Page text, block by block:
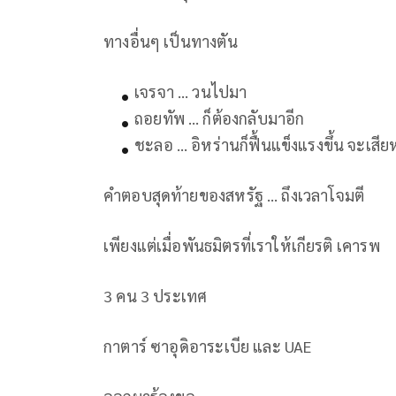
ทางอื่นๆ เป็นทางตัน
เจรจา … วนไปมา
ถอยทัพ … ก็ต้องกลับมาอีก
ชะลอ … อิหร่านก็ฟื้นแข็งแรงขึ้น จะเสีย
คำตอบสุดท้ายของสหรัฐ … ถึงเวลาโจมตี
เพียงแต่เมื่อพันธมิตรที่เราให้เกียรติ เคารพ
3 คน 3 ประเทศ
กาตาร์ ซาอุดิอาระเบีย และ UAE